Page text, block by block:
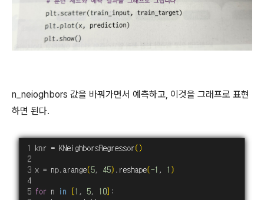
n_neioghbors 값을 바꿔가면서 예측하고, 이것을 그래프로 표현
하면 된다.